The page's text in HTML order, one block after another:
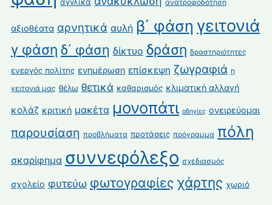
ανατροφοδότηση
αξιοθέατα αρνητικά αυλή β΄ φάση γειτονιά
γ φάση δ΄ φάση δίκτυο δράση δραστηριότητες
ενεργός πολίτης ενημέρωση επίσκεψη ζωγραφιά η
γειτονιά μας θέλω θετικά καθαρισμός κλιματική αλλαγή
κολάζ κριτική μακέτα μονοπάτι οδηγίες ονειρεύομαι
παρουσίαση προβλήματα προτάσεις πρόγραμμα πόλη
σκαρίφημα συννεφόλεξο σχεδιασμός
σχολείο φυτεύω φωτογραφίες χάρτης χωριό